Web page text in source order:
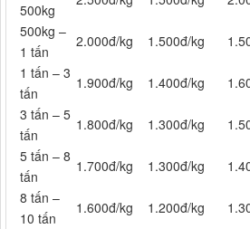
500kg
500kg –
1 tấn
2.000đ/kg 1.500đ/kg
1 tấn – 3
tấn
1.900đ/kg 1.400đ/kg
3 tấn – 5
tấn
1.800đ/kg 1.300đ/kg
5 tấn – 8
tấn
1.700đ/kg 1.300đ/kg
8 tấn –
10 tấn
1.600đ/kg 1.200đ/kg